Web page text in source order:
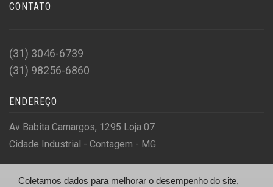
CONTATO
(31) 3046-6739
(31) 98256-6860
ENDEREÇO
Av Babita Camargos, 1295 Loja 07
Cidade Industrial - Contagem - MG
Coletamos dados para melhorar o desempenho do site,